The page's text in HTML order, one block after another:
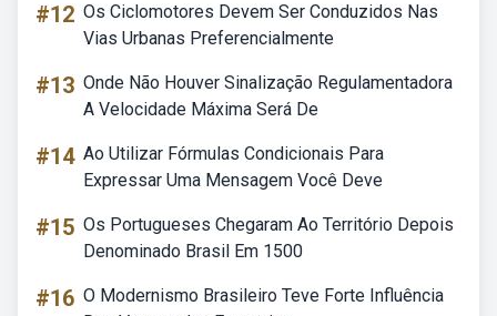
#12 Os Ciclomotores Devem Ser Conduzidos Nas
Vias Urbanas Preferencialmente
#13 Onde Não Houver Sinalização Regulamentadora
A Velocidade Máxima Será De
#14 Ao Utilizar Fórmulas Condicionais Para
Expressar Uma Mensagem Você Deve
#15 Os Portugueses Chegaram Ao Território Depois
Denominado Brasil Em 1500
#16 O Modernismo Brasileiro Teve Forte Influência